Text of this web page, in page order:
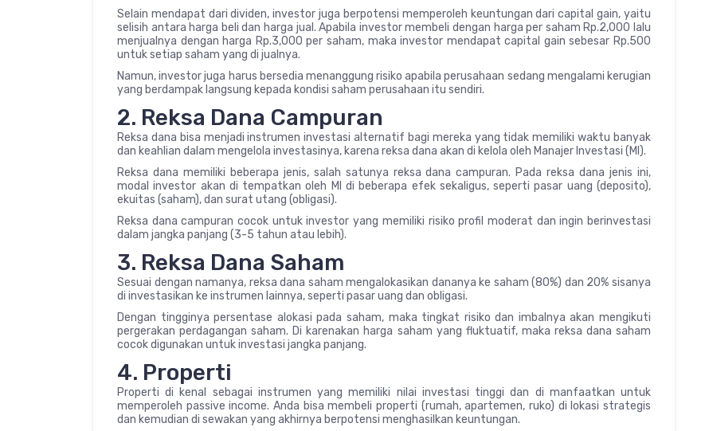
Selain mendapat dari dividen, investor juga berpotensi memperoleh keuntungan dari capital gain, yaitu
selisih antara harga beli dan harga jual. Apabila investor membeli dengan harga per saham Rp.2,000 lalu
menjualnya dengan harga Rp.3,000 per saham, maka investor mendapat capital gain sebesar Rp.500
untuk setiap saham yang di jualnya.
Namun, investor juga harus bersedia menanggung risiko apabila perusahaan sedang mengalami kerugian
yang berdampak langsung kepada kondisi saham perusahaan itu sendiri.
2. Reksa Dana Campuran
Reksa dana bisa menjadi instrumen investasi alternatif bagi mereka yang tidak memiliki waktu banyak
dan keahlian dalam mengelola investasinya, karena reksa dana akan di kelola oleh Manajer Investasi (MI).
Reksa dana memiliki beberapa jenis, salah satunya reksa dana campuran. Pada reksa dana jenis ini,
modal investor akan di tempatkan oleh MI di beberapa efek sekaligus, seperti pasar uang (deposito),
ekuitas (saham), dan surat utang (obligasi).
Reksa dana campuran cocok untuk investor yang memiliki risiko profil moderat dan ingin berinvestasi
dalam jangka panjang (3-5 tahun atau lebih).
3. Reksa Dana Saham
Sesuai dengan namanya, reksa dana saham mengalokasikan dananya ke saham (80%) dan 20% sisanya
di investasikan ke instrumen lainnya, seperti pasar uang dan obligasi.
Dengan tingginya persentase alokasi pada saham, maka tingkat risiko dan imbalnya akan mengikuti
pergerakan perdagangan saham. Di karenakan harga saham yang fluktuatif, maka reksa dana saham
cocok digunakan untuk investasi jangka panjang.
4. Properti
Properti di kenal sebagai instrumen yang memiliki nilai investasi tinggi dan di manfaatkan untuk
memperoleh passive income. Anda bisa membeli properti (rumah, apartemen, ruko) di lokasi strategis
dan kemudian di sewakan yang akhirnya berpotensi menghasilkan keuntungan.